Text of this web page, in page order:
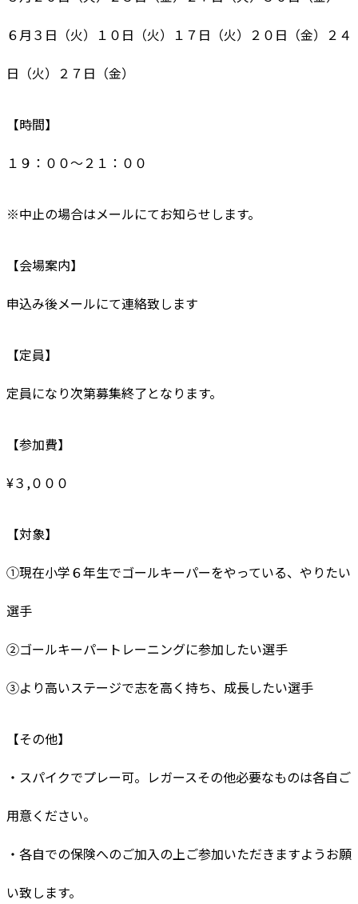
６月３日（火）１０日（火）１７日（火）２０日（金）２４
日（火）２７日（金）
【時間】
１９：００〜２１：００
※中止の場合はメールにてお知らせします。
【会場案内】
申込み後メールにて連絡致します
【定員】
定員になり次第募集終了となります。
【参加費】
¥３,０００
【対象】
①現在小学６年生でゴールキーパーをやっている、やりたい
選手
②ゴールキーパートレーニングに参加したい選手
③より高いステージで志を高く持ち、成長したい選手
【その他】
・スパイクでプレー可。レガースその他必要なものは各自ご
用意ください。
・各自での保険へのご加入の上ご参加いただきますようお願
い致します。